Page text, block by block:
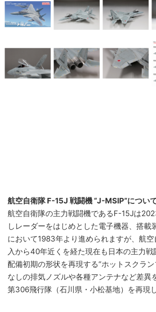
航空自衛隊 F-15J 戦闘機 “J-MSIP”につい
航空自衛隊の主力戦闘機であるF-15Jは
しレーダーをはじめとした電子機器、搭
において1983年より進められますが、航
入から40年近くを経た現在も日本の主力戦
配備初期の形状を再現する“ホットスクラ
なしの排気ノズルや各種アンテナなど差異
第306飛行隊（石川県・小松基地）を再現し